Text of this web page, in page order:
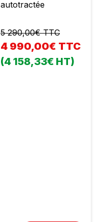
autotractée
5 290,00€ TTC
4 990,00€ TTC
(4 158,33€ HT)